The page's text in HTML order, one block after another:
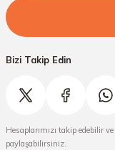
Bizi Takip Edin
Hesaplarımızı takip edebilir ve
paylaşabilirsiniz.